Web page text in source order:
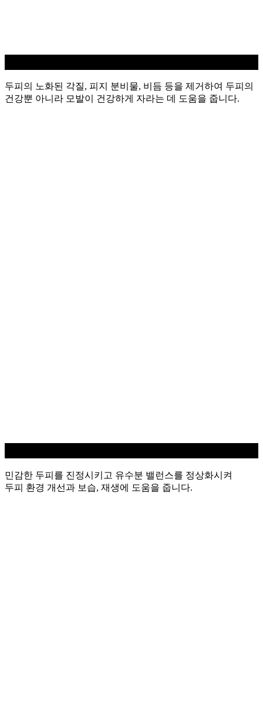
두피의 노화된 각질, 피지 분비물, 비듬 등을 제거하여 두피의
건강뿐 아니라 모발이 건강하게 자라는 데 도움을 줍니다.
민감한 두피를 진정시키고 유수분 밸런스를 정상화시켜
두피 환경 개선과 보습, 재생에 도움을 줍니다.